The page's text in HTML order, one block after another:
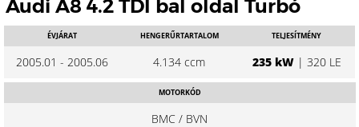
Audi A8 4.2 TDI bal oldal Turbó
ÉVJÁRAT
2005.01 - 2005.06
HENGERŰRTARTALOM
4.134 ccm
TELJESÍTMÉNY
235 kW| 320 LE
MOTORKÓD
BMC / BVN